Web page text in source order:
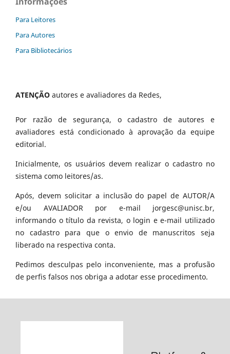
Para Leitores
Para Autores
Para Bibliotecários
ATENÇÃO autores e avaliadores da Redes,
Por razão de segurança, o cadastro de autores e
avaliadores está condicionado à aprovação da equipe
editorial.
Inicialmente, os usuários devem realizar o cadastro no
sistema como leitores/as.
Após, devem solicitar a inclusão do papel de AUTOR/A
e/ou AVALIADOR por e-mail jorgesc@unisc.br,
informando o título da revista, o login e e-mail utilizado
no cadastro para que o envio de manuscritos seja
liberado na respectiva conta.
Pedimos desculpas pelo inconveniente, mas a profusão
de perfis falsos nos obriga a adotar esse procedimento.